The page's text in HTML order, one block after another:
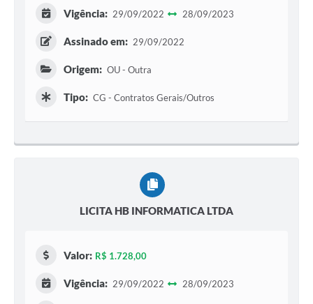
Vigência: 29/09/2022 28/09/2023
Assinado em: 29/09/2022
Origem: OU - Outra
Tipo: CG - Contratos Gerais/Outros
LICITA HB INFORMATICA LTDA
Valor: R$ 1.728,00
Vigência: 29/09/2022 28/09/2023